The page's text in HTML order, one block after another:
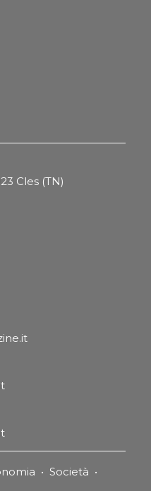
Cles (TN)
• Società •